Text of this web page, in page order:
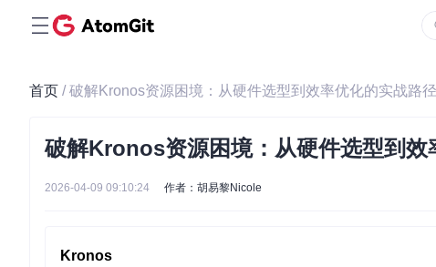
首页 / 破解Kronos资源困境：从硬件选型到效率优化的实战路径
破解Kronos资源困境：从硬件选型到效
2026-04-09 09:10:24 作者：胡易黎Nicole
Kronos